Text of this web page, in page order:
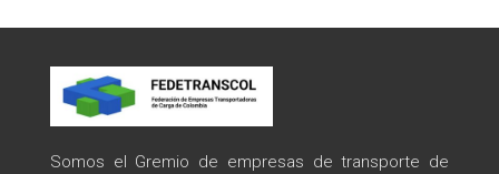
Somos el Gremio de empresas de transporte de